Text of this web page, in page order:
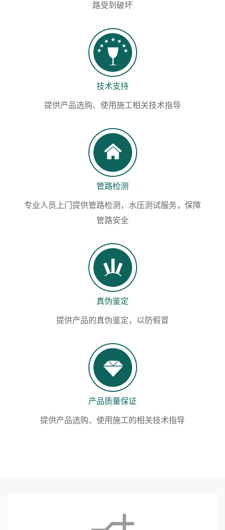
路受到破坏
技术支持
提供产品选购、使用施工相关技术指导
管路检测
专业人员上门提供管路检测，水压测试服务，保障
管路安全
真伪鉴定
提供产品的真伪鉴定，以防假冒
产品质量保证
提供产品选购、使用施工的相关技术指导